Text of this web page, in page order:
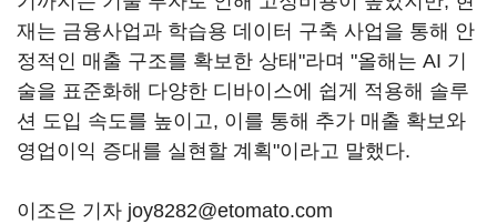
재는 금융사업과 학습용 데이터 구축 사업을 통해 안
정적인 매출 구조를 확보한 상태"라며 "올해는 AI 기
술을 표준화해 다양한 디바이스에 쉽게 적용해 솔루
션 도입 속도를 높이고, 이를 통해 추가 매출 확보와
영업이익 증대를 실현할 계획"이라고 말했다.
이조은 기자 joy8282@etomato.com